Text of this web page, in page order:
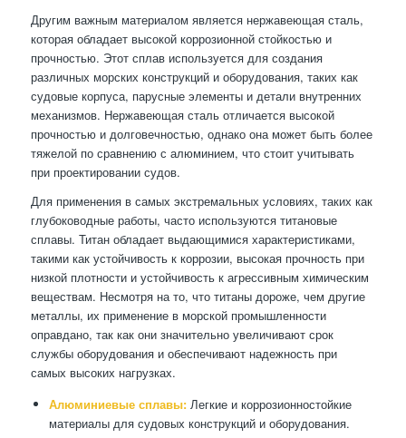
Другим важным материалом является нержавеющая сталь,
которая обладает высокой коррозионной стойкостью и
прочностью. Этот сплав используется для создания
различных морских конструкций и оборудования, таких как
судовые корпуса, парусные элементы и детали внутренних
механизмов. Нержавеющая сталь отличается высокой
прочностью и долговечностью, однако она может быть более
тяжелой по сравнению с алюминием, что стоит учитывать
при проектировании судов.
Для применения в самых экстремальных условиях, таких как
глубоководные работы, часто используются титановые
сплавы. Титан обладает выдающимися характеристиками,
такими как устойчивость к коррозии, высокая прочность при
низкой плотности и устойчивость к агрессивным химическим
веществам. Несмотря на то, что титаны дороже, чем другие
металлы, их применение в морской промышленности
оправдано, так как они значительно увеличивают срок
службы оборудования и обеспечивают надежность при
самых высоких нагрузках.
Алюминиевые сплавы:Легкие и коррозионностойкие
материалы для судовых конструкций и оборудования.